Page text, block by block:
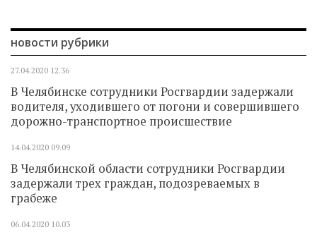
новости рубрики
27.04.2020 12.36
В Челябинске сотрудники Росгвардии задержали
водителя, уходившего от погони и совершившего
дорожно-транспортное происшествие
14.04.2020 09.09
В Челябинской области сотрудники Росгвардии
задержали трех граждан, подозреваемых в
грабеже
06.04.2020 10.03